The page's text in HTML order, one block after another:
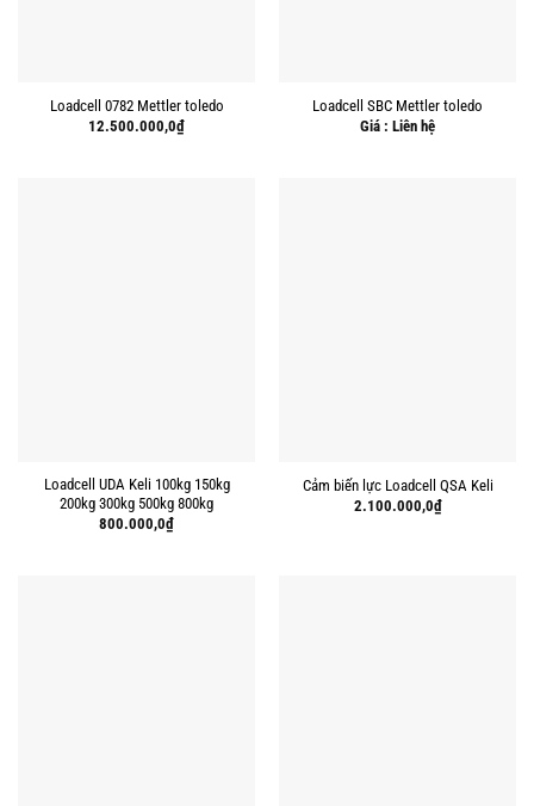
Loadcell 0782 Mettler toledo
12.500.000,0₫
Loadcell SBC Mettler toledo
Giá : Liên hệ
Loadcell UDA Keli 100kg 150kg
200kg 300kg 500kg 800kg
800.000,0₫
Cảm biến lực Loadcell QSA Keli
2.100.000,0₫